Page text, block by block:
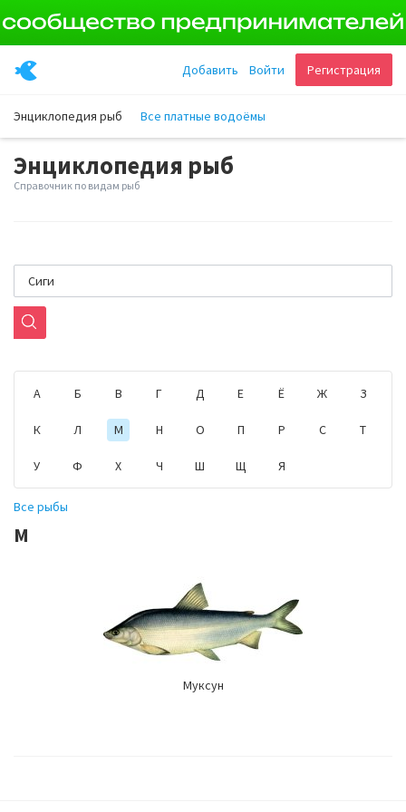
Регистрация
Войти
Добавить
Энциклопедия рыб Все платные водоёмы
Энциклопедия рыб
Справочник по видам рыб
А Б В Г Д Е Ё Ж З
К Л М Н О П Р С Т
У Ф Х Ч Ш Щ Я
Все рыбы
М
Муксун